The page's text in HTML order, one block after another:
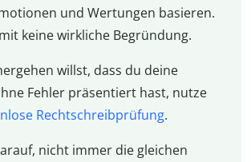
und Wertungen basieren.
keine wirkliche Begründung.
willst, dass du deine
Fehler präsentiert hast, nutze
Rechtschreibprüfung.
nicht immer die gleichen